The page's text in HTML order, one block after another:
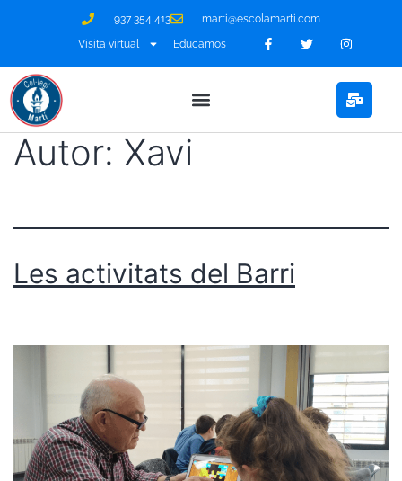
937 354 413
marti@escolamarti.com
Visita virtual
Educamos
Autor: Xavi
Les activitats del Barri